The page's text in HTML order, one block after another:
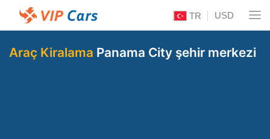
TR USD
Araç Kiralama Panama City şehir merkezi